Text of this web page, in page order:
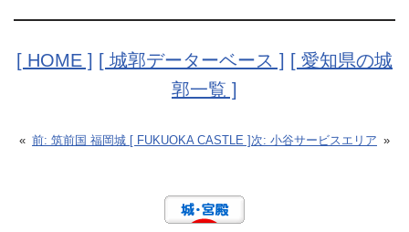
[ HOME ] [ 城郭データーベース ] [ 愛知県の城
郭一覧 ]
« 前: 筑前国 福岡城 [ FUKUOKA CASTLE ] 次: 小谷サービスエリア »